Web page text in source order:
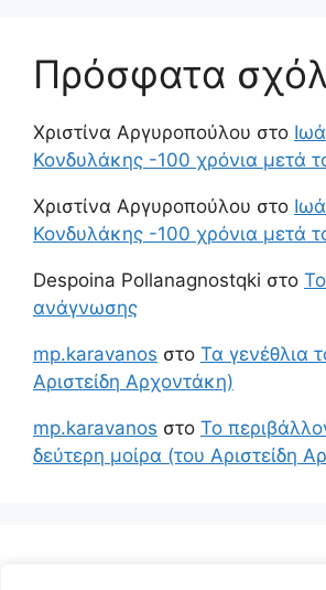
Πρόσφατα
Χριστίνα Αργυροπούλου στο
Κονδυλάκης -100 χρόνια μετά
Χριστίνα Αργυροπούλου στο
Κονδυλάκης -100 χρόνια μετά
Despoina Pollanagnostqki στο
ανάγνωσης
mp.karavanos στο Τα γενέθλια
Αριστείδη Αρχοντάκη)
mp.karavanos στο Το
δεύτερη μοίρα (του Αριστείδη